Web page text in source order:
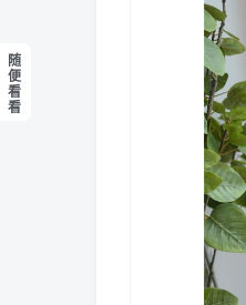
随
便
看
看